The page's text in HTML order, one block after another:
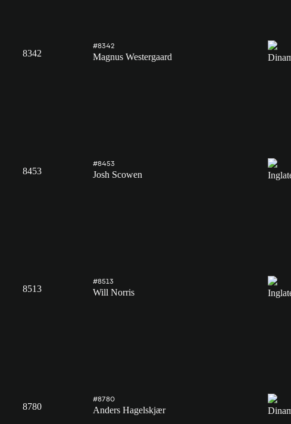
8342
#8342
Magnus Westergaard
8453
#8453
Josh Scowen
8513
#8513
Will Norris
8780
#8780
Anders Hagelskjær